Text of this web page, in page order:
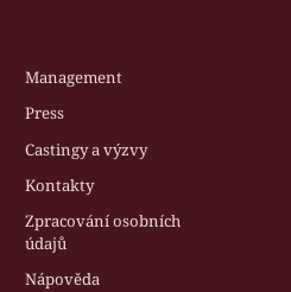
Management
Press
Castingy a výzvy
Kontakty
Zpracování osobních
údajů
Nápověda